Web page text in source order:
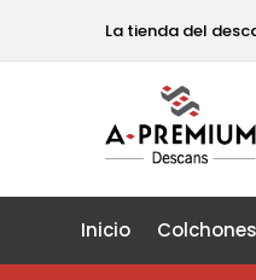
La tienda del
Inicio Colchones